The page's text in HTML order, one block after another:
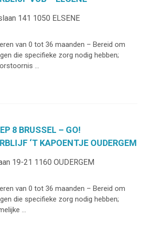
141 1050 ELSENE
van 0 tot 36 maanden – Bereid om
die specifieke zorg nodig hebben;
...
8 BRUSSEL – GO!
‘T KAPOENTJE OUDERGEM
19-21 1160 OUDERGEM
van 0 tot 36 maanden – Bereid om
die specifieke zorg nodig hebben;
...